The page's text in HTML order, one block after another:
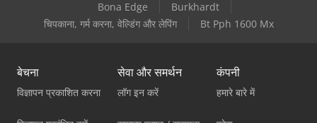
Bona Edge
Burkhardt
चिपकाना, गर्म करना, वेल्डिंग और लेपिंग
Bt Pph 1600 Mx
बेचना
विज्ञापन प्रकाशित करना
सेवा और समर्थन
लॉग इन करें
कंपनी
हमारे बारे में